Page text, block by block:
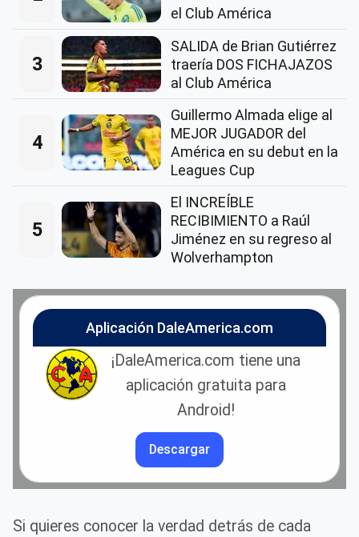
el Club América
3
SALIDA de Brian Gutiérrez
traería DOS FICHAJAZOS
al Club América
4
Guillermo Almada elige al
MEJOR JUGADOR del
América en su debut en la
Leagues Cup
5
El INCREÍBLE
RECIBIMIENTO a Raúl
Jiménez en su regreso al
Wolverhampton
Aplicación DaleAmerica.com
¡DaleAmerica.com tiene una
aplicación gratuita para
Android!
Descargar
Si quieres conocer la verdad detrás de cada